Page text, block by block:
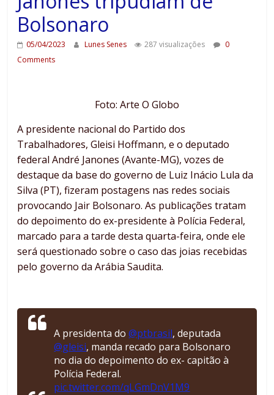
Bolsonaro
05/04/2023 Lunes Senes 287 visualizações
0
Comments
Foto: Arte O Globo
A presidente nacional do Partido dos
Trabalhadores, Gleisi Hoffmann, e o deputado
federal André Janones (Avante-MG), vozes de
destaque da base do governo de Luiz Inácio Lula da
Silva (PT), fizeram postagens nas redes sociais
provocando Jair Bolsonaro. As publicações tratam
do depoimento do ex-presidente à Polícia Federal,
marcado para a tarde desta quarta-feira, onde ele
será questionado sobre o caso das joias recebidas
pelo governo da Arábia Saudita.
A presidenta do@ptbrasil, deputada
@gleisi, manda recado para Bolsonaro
no dia do depoimento do ex- capitão à
Polícia Federal.
pic.twitter.com/qLGmDnV1M9